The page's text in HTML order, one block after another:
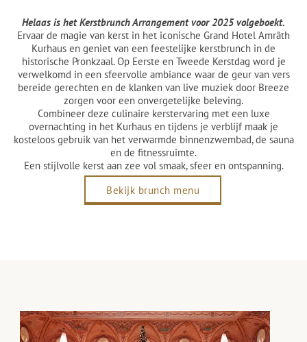
Helaas is het Kerstbrunch Arrangement voor 2025 volgeboekt.
Ervaar de magie van kerst in het iconische Grand Hotel Amrâth
Kurhaus en geniet van een feestelijke kerstbrunch in de
historische Pronkzaal. Op Eerste en Tweede Kerstdag word je
verwelkomd in een sfeervolle ambiance waar de geur van vers
bereide gerechten en de klanken van live muziek door Breeze
zorgen voor een onvergetelijke beleving.
Combineer deze culinaire kerstervaring met een luxe
overnachting in het Kurhaus en tijdens je verblijf maak je
kosteloos gebruik van het verwarmde binnenzwembad, de sauna
en de fitnessruimte.
Een stijlvolle kerst aan zee vol smaak, sfeer en ontspanning.
Bekijk brunch menu